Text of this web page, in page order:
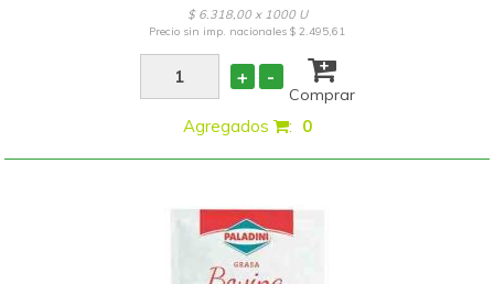
$ 6.318,00 x 1000 U
Precio sin imp. nacionales$ 2.495,61
+ -
Comprar
Agregados : 0